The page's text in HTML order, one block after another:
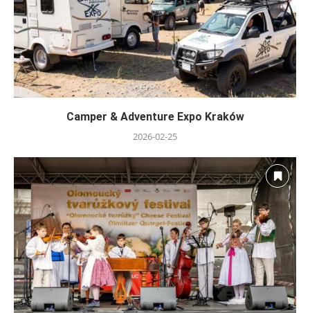
Camper & Adventure Expo Kraków
2026-02-25